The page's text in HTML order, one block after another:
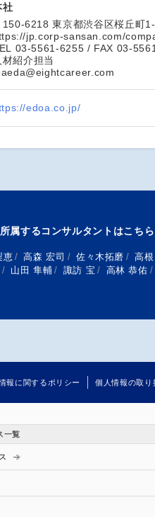
社
150-6218 東京都渋谷区桜丘町
jp.corp-sansan.com/
03-5561-6255 / FAX 03-
材紹介担当
edoa.co.jp/
属するコンサルタントはこちら
恵 / 高森 宏司 / 佐々木拓磨 / 高
/ 山田 隼輔 / 諏訪 宝 / 高林 恭佑 /
報に関するポリシー 個人情報の取り
一覧